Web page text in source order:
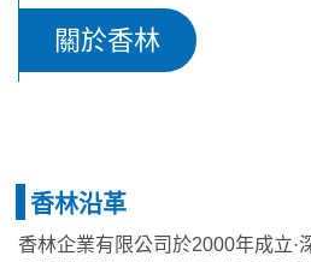
關於香林
香林沿革
香林企業有限公司於2000年成立·